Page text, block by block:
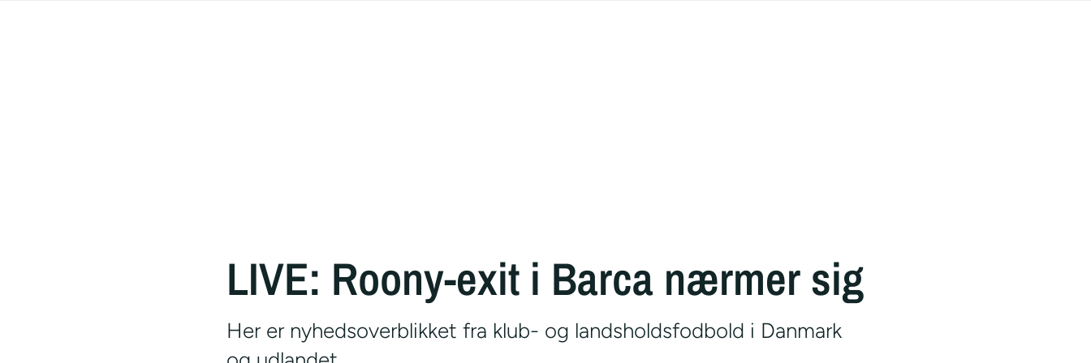
LIVE: Roony-exit i Barca nærmer sig
Her er nyhedsoverblikket fra klub- og landsholdsfodbold i Danmark